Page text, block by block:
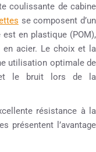
coulissante de cabine
se composent d’un
en plastique (POM),
en acier. Le choix et la
utilisation optimale de
le bruit lors de la
résistance à la
présentent l’avantage